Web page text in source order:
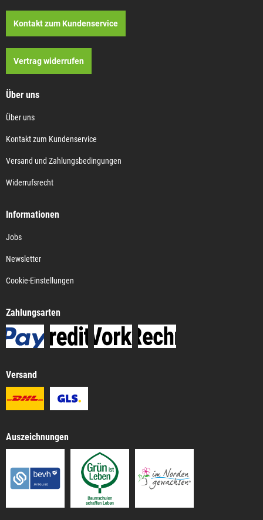
Kontakt zum Kundenservice
Vertrag widerrufen
Über uns
Über uns
Kontakt zum Kundenservice
Versand und Zahlungsbedingungen
Widerrufsrecht
Informationen
Jobs
Newsletter
Cookie-Einstellungen
Zahlungsarten
Versand
Auszeichnungen